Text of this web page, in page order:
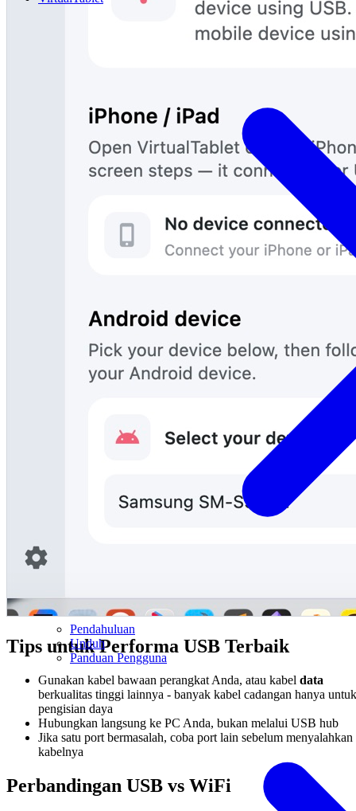
Pendahuluan
Unduh
Panduan Pengguna
Tips untuk Performa USB Terbaik
Gunakan kabel bawaan perangkat Anda, atau kabel data
berkualitas tinggi lainnya - banyak kabel cadangan hanya untuk
pengisian daya
Hubungkan langsung ke PC Anda, bukan melalui USB hub
Jika satu port bermasalah, coba port lain sebelum menyalahkan
kabelnya
Perbandingan USB vs WiFi